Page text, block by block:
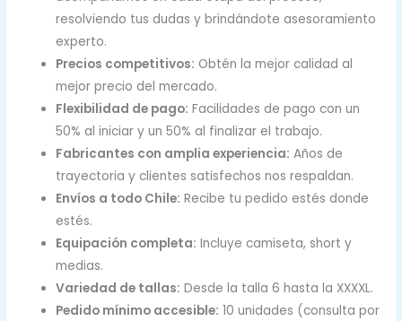
resolviendo tus dudas y brindándote asesoramiento
experto.
Precios competitivos: Obtén la mejor calidad al
mejor precio del mercado.
Flexibilidad de pago: Facilidades de pago con un
50% al iniciar y un 50% al finalizar el trabajo.
Fabricantes con amplia experiencia: Años de
trayectoria y clientes satisfechos nos respaldan.
Envíos a todo Chile: Recibe tu pedido estés donde
estés.
Equipación completa: Incluye camiseta, short y
medias.
Variedad de tallas: Desde la talla 6 hasta la XXXXL.
Pedido mínimo accesible: 10 unidades (consulta por